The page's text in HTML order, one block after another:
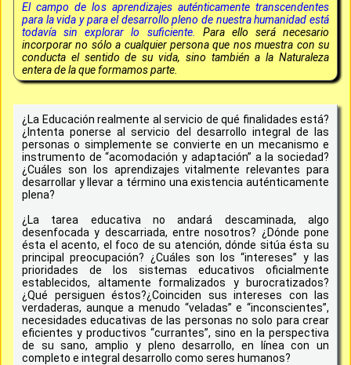
El campo de los aprendizajes auténticamente transcendentes
para la vida y para el desarrollo pleno de nuestra humanidad está
todavía sin explorar lo suficiente. Para ello será necesario
incorporar no sólo a cualquier persona que nos muestra con su
conducta el sentido de su vida, sino también a la Naturaleza
entera de la que formamos parte.
¿La Educación realmente al servicio de qué finalidades está?
¿Intenta ponerse al servicio del desarrollo integral de las
personas o simplemente se convierte en un mecanismo e
instrumento de “acomodación y adaptación” a la sociedad?
¿Cuáles son los aprendizajes vitalmente relevantes para
desarrollar y llevar a término una existencia auténticamente
plena?
¿La tarea educativa no andará descaminada, algo
desenfocada y descarriada, entre nosotros? ¿Dónde pone
ésta el acento, el foco de su atención, dónde sitúa ésta su
principal preocupación? ¿Cuáles son los “intereses” y las
prioridades de los sistemas educativos oficialmente
establecidos, altamente formalizados y burocratizados?
¿Qué persiguen éstos?¿Coinciden sus intereses con las
verdaderas, aunque a menudo “veladas” e “inconscientes”,
necesidades educativas de las personas no solo para crear
eficientes y productivos “currantes”, sino en la perspectiva
de su sano, amplio y pleno desarrollo, en línea con un
completo e integral desarrollo como seres humanos?